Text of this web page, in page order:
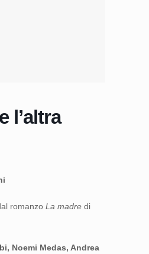
l’altra
romanzo La madre di
Noemi Medas, Andrea